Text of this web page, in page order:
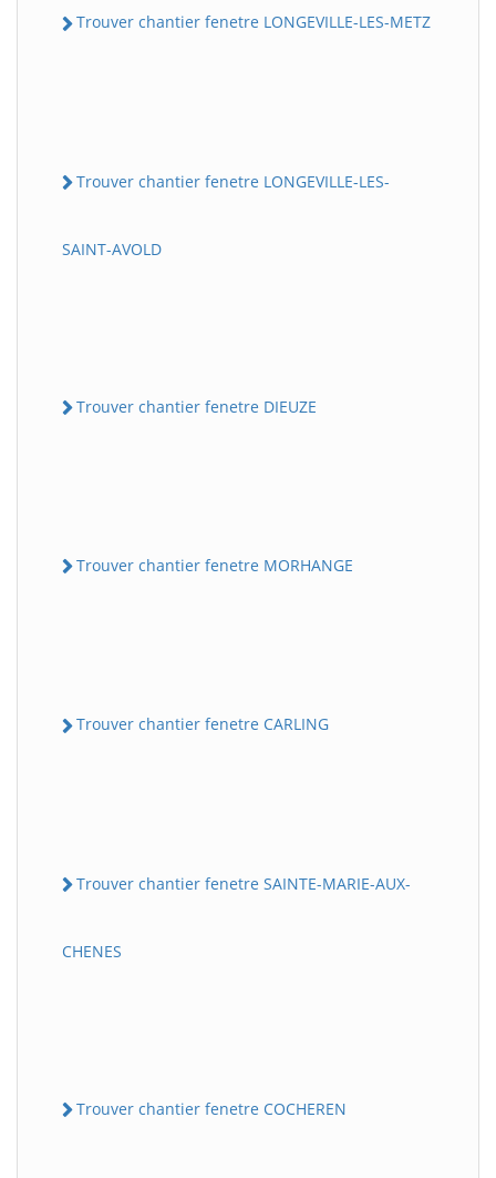
Trouver chantier fenetre LONGEVILLE-LES-METZ
Trouver chantier fenetre LONGEVILLE-LES-
SAINT-AVOLD
Trouver chantier fenetre DIEUZE
Trouver chantier fenetre MORHANGE
Trouver chantier fenetre CARLING
Trouver chantier fenetre SAINTE-MARIE-AUX-
CHENES
Trouver chantier fenetre COCHEREN